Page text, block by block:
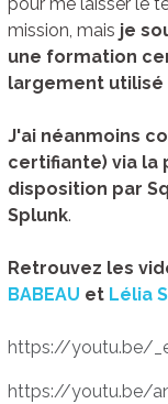
pour me laisser le
mission, mais je
une formation
largement utilisé
J'ai néanmoins
certifiante) via la
disposition par
Splunk.
Retrouvez les
BABEAU et Lélia
https://youtu.be/
https://youtu.be/